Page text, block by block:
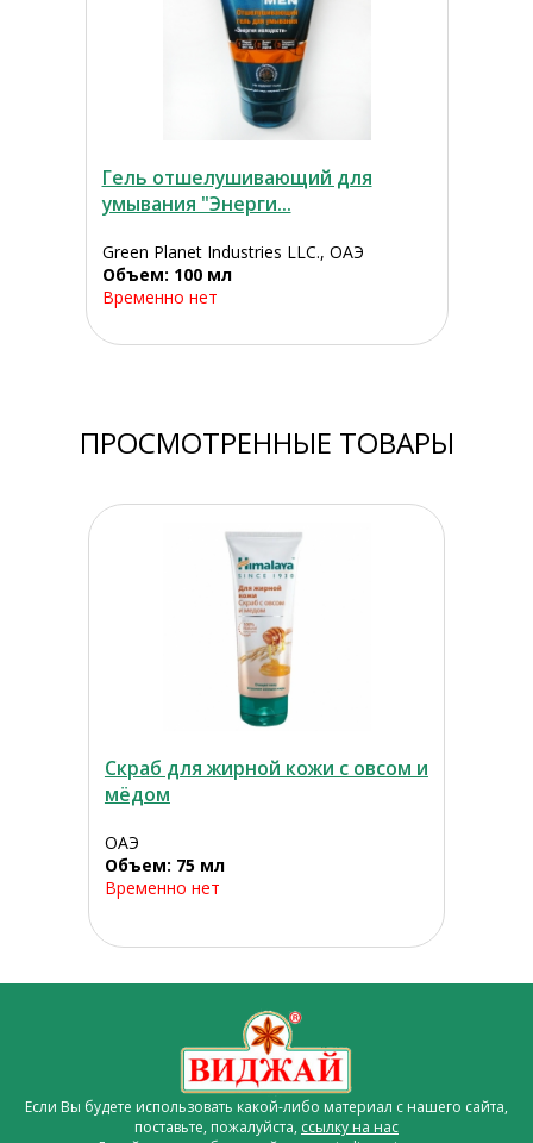
Гель отшелушивающий для
умывания "Энерги...
Green Planet Industries LLC., ОАЭ
Объем: 100 мл
Временно нет
ПРОСМОТРЕННЫЕ ТОВАРЫ
Скраб для жирной кожи с овсом и
мёдом
ОАЭ
Объем: 75 мл
Временно нет
Если Вы будете использовать какой-либо материал с нашего сайта,
поставьте, пожалуйста, ссылку на нас